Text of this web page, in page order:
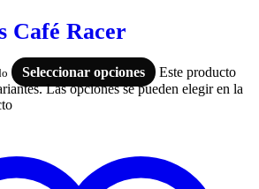
Café Racer
Seleccionar opciones
Este producto
Las opciones se pueden elegir en la